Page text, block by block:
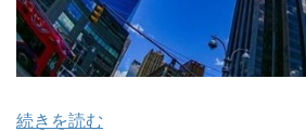
続きを読む